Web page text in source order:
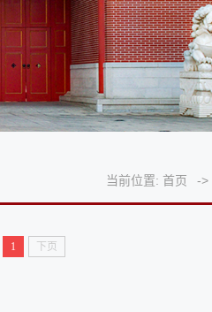
当前位置: 首页 ->
1 下页